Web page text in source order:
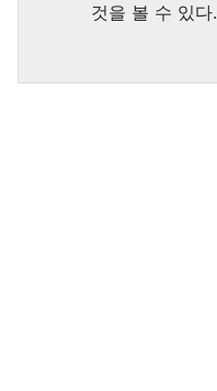
것을 볼 수 있다.